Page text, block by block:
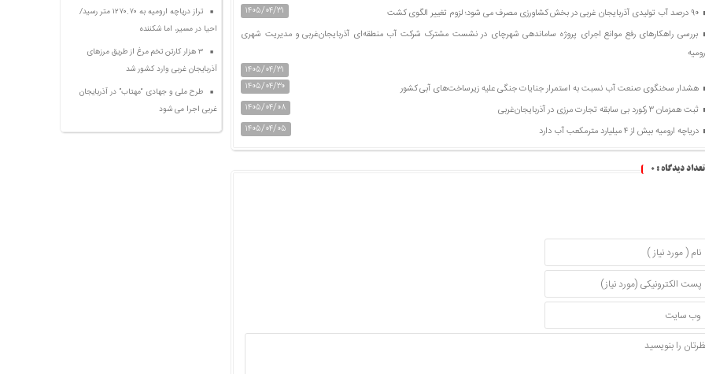
۱۴۰۵/۰۴/۳۱
بررسی راهکارهای رفع موانع اجرای پروژه ساماندهی شهرچای در نشست مشترک شرکت آب منطقه‌ای آذربایجان‌غربی و مدیریت شهری
۱۴۰۵/۰۴/۳۱
هشدار سخنگوی صنعت آب نسبت به استمرار جنایات جنگی علیه زیرساخت‌های آبی کشور
۱۴۰۵/۰۴/۳۰
ثبت همزمان ۳ رکورد بی سابقه تجارت مرزی در آذربایجان‌غربی
۱۴۰۵/۰۴/۰۸
دریاچه ارومیه بیش از ۴ میلیارد مترمکعب آب دارد
۱۴۰۵/۰۴/۰۵
تعداد دیدگاه : ۰
تراز دریاچه ارومیه به ۱۲۷۰.۷۰ متر رسید/
احیا در مسیر، اما شکننده
۳ هزار کارتن تخم مرغ از طریق مرزهای
آذربایجان غربی وارد کشور شد
طرح ملی و جهادی “مهتاب” در آذربایجان
غربی اجرا می شود